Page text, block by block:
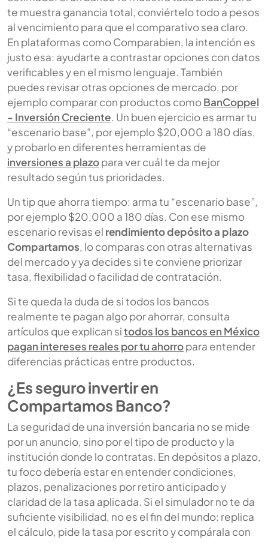
te muestra ganancia total, conviértelo todo a pesos
al vencimiento para que el comparativo sea claro.
En plataformas como Comparabien, la intención es
justo esa: ayudarte a contrastar opciones con datos
verificables y en el mismo lenguaje. También
puedes revisar otras opciones de mercado, por
ejemplo comparar con productos comoBanCoppel
- Inversión Creciente. Un buen ejercicio es armar tu
“escenario base”, por ejemplo $20,000 a 180 días,
y probarlo en diferentes herramientas de
inversiones a plazopara ver cuál te da mejor
resultado según tus prioridades.
Un tip que ahorra tiempo: arma tu “escenario base”,
por ejemplo $20,000 a 180 días. Con ese mismo
escenario revisas el rendimiento depósito a plazo
Compartamos, lo comparas con otras alternativas
del mercado y ya decides si te conviene priorizar
tasa, flexibilidad o facilidad de contratación.
Si te queda la duda de si todos los bancos
realmente te pagan algo por ahorrar, consulta
artículos que explican sitodos los bancos en México
pagan intereses reales por tu ahorropara entender
diferencias prácticas entre productos.
¿Es seguro invertir en
Compartamos Banco?
La seguridad de una inversión bancaria no se mide
por un anuncio, sino por el tipo de producto y la
institución donde lo contratas. En depósitos a plazo,
tu foco debería estar en entender condiciones,
plazos, penalizaciones por retiro anticipado y
claridad de la tasa aplicada. Si el simulador no te da
suficiente visibilidad, no es el fin del mundo: replica
el cálculo, pide la tasa por escrito y compárala con